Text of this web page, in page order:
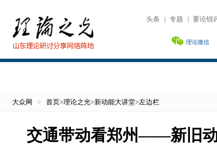
头条 专题 要论锐
理论微信
大众网 > 首页>理论之光>新动能大讲堂>左边栏
交通带动看郑州——新旧